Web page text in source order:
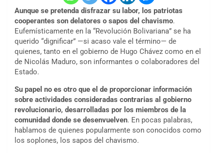
Aunque se pretenda disfrazar su labor, los patriotas
cooperantes son delatores o sapos del chavismo.
Eufemísticamente en la “Revolución Bolivariana” se ha
querido “dignificar” —si acaso vale el término— de
quienes, tanto en el gobierno de Hugo Chávez como en el
de Nicolás Maduro, son informantes o colaboradores del
Estado.
Su papel no es otro que el de proporcionar información
sobre actividades consideradas contrarias al gobierno
revolucionario, desarrolladas por los miembros de la
comunidad donde se desenvuelven. En pocas palabras,
hablamos de quienes popularmente son conocidos como
los soplones, los sapos del chavismo.